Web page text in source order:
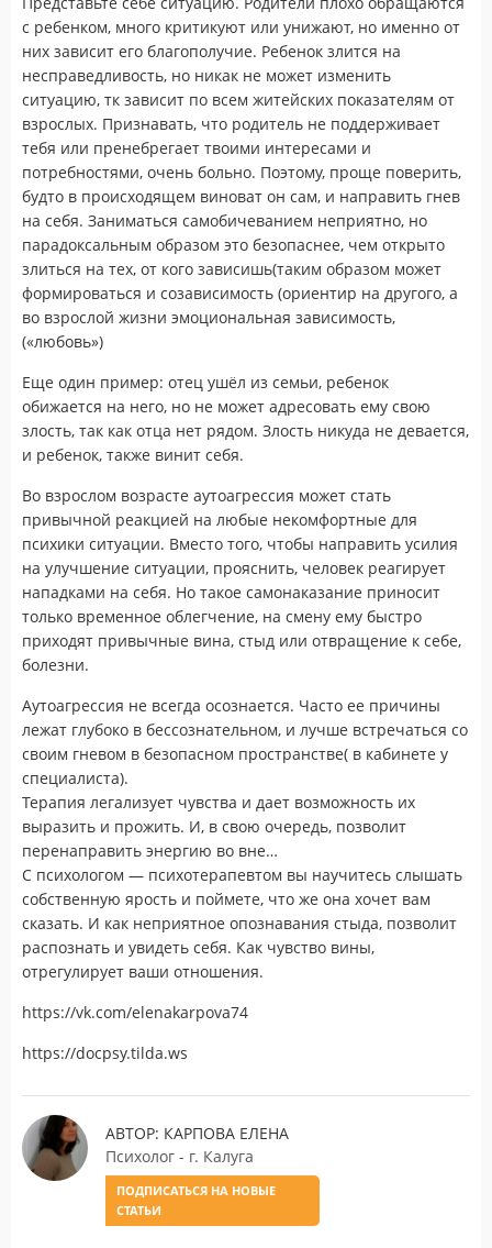
с ребенком, много критикуют или унижают, но именно от
них зависит его благополучие. Ребенок злится на
несправедливость, но никак не может изменить
ситуацию, тк зависит по всем житейских показателям от
взрослых. Признавать, что родитель не поддерживает
тебя или пренебрегает твоими интересами и
потребностями, очень больно. Поэтому, проще поверить,
будто в происходящем виноват он сам, и направить гнев
на себя. Заниматься самобичеванием неприятно, но
парадоксальным образом это безопаснее, чем открыто
злиться на тех, от кого зависишь(таким образом может
формироваться и созависимость (ориентир на другого, а
во взрослой жизни эмоциональная зависимость,
(«любовь»)
Еще один пример: отец ушёл из семьи, ребенок
обижается на него, но не может адресовать ему свою
злость, так как отца нет рядом. Злость никуда не девается,
и ребенок, также винит себя.
Во взрослом возрасте аутоагрессия может стать
привычной реакцией на любые некомфортные для
психики ситуации. Вместо того, чтобы направить усилия
на улучшение ситуации, прояснить, человек реагирует
нападками на себя. Но такое самонаказание приносит
только временное облегчение, на смену ему быстро
приходят привычные вина, стыд или отвращение к себе,
болезни.
Аутоагрессия не всегда осознается. Часто ее причины
лежат глубоко в бессознательном, и лучше встречаться со
своим гневом в безопасном пространстве( в кабинете у
специалиста).
Терапия легализует чувства и дает возможность их
выразить и прожить. И, в свою очередь, позволит
перенаправить энергию во вне…
С психологом — психотерапевтом вы научитесь слышать
собственную ярость и поймете, что же она хочет вам
сказать. И как неприятное опознавания стыда, позволит
распознать и увидеть себя. Как чувство вины,
отрегулирует ваши отношения.
https://vk.com/elenakarpova74
https://docpsy.tilda.ws
АВТОР: КАРПОВА ЕЛЕНА
Психолог - г. Калуга
ПОДПИСАТЬСЯ НА НОВЫЕ
СТАТЬИ